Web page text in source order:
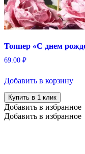
Топпер «С днем
69.00 ₽
Добавить в корзину
Купить в 1 клик
Добавить в избранное
Добавить в избранное